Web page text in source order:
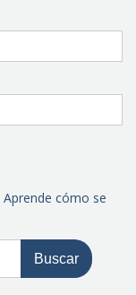
Aprende cómo se